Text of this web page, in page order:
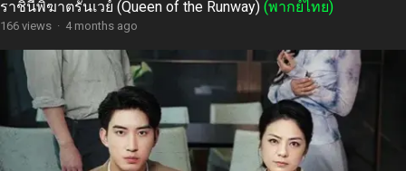
ราชินีพิฆาตรันเวย์ (Queen of the Runway) (พากย์ไทย)
166 views · 4 months ago